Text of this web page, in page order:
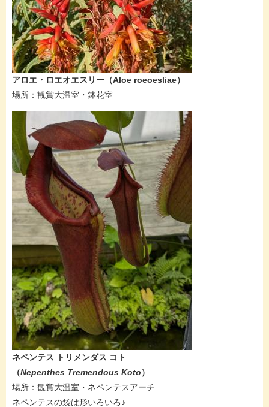
アロエ・ロエオエスリー（Aloe roeoesliae​）
​場所：観賞大温室・鉢花室
ネペンテス トリメンダス コト​
（Nepenthes Tremendous Koto​）
場所：観賞大温室・ネペンテスアーチ
ネペンテスの袋は形いろいろ♪